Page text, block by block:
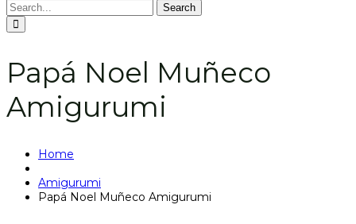
Search
Papá Noel Muñeco
Amigurumi
Home
Amigurumi
Papá Noel Muñeco Amigurumi